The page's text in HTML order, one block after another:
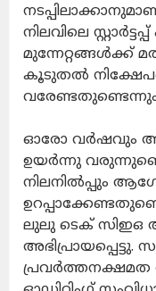
നിലവിലെ
മുന്നേറ്റങ്ങൾക്ക്
കൂടുതൽ
ഓരോ വർഷവും
ഉയർന്നു
നിലനിൽപ്പും
ലുലു ടെക് സിഇഒ
അഭിപ്രായപ്പെട്ടു.
പ്രവർത്തനക്ഷമത